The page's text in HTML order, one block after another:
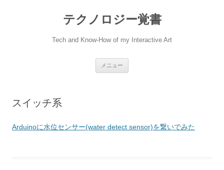
テクノロジー覚書
Tech and Know-How of my Interactive Art
メニュー
プ
スイッチ系
Arduinoに水位センサー(water detect sensor)を繋いでみた